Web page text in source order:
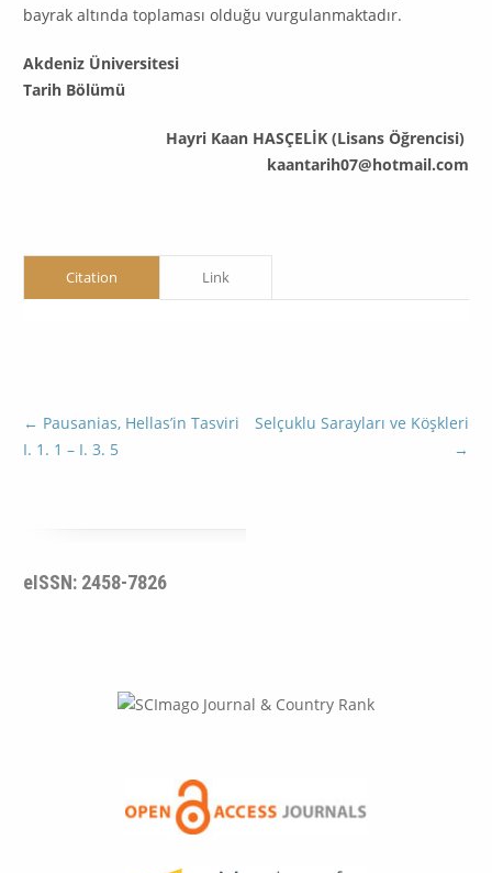
bayrak altında toplaması olduğu vurgulanmaktadır.
Akdeniz Üniversitesi
Tarih Bölümü
Hayri Kaan HASÇELİK (Lisans Öğrencisi)
kaantarih07@hotmail.com
Citation Link
← Pausanias, Hellas’in Tasviri
I. 1. 1 – I. 3. 5
Selçuklu Sarayları ve Köşkleri
→
eISSN: 2458-7826